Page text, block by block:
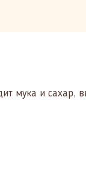
мука и сахар,